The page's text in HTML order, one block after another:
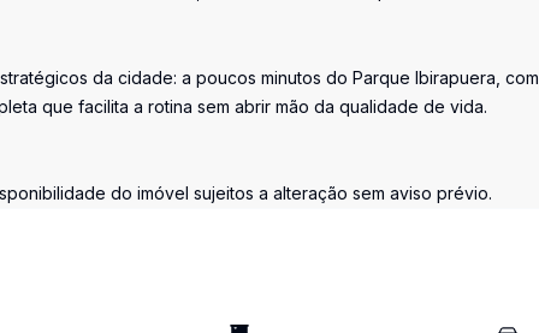
da cidade: a poucos minutos do Parque Ibirapuera,
que facilita a rotina sem abrir mão da qualidade de vida.
do imóvel sujeitos a alteração sem aviso prévio.